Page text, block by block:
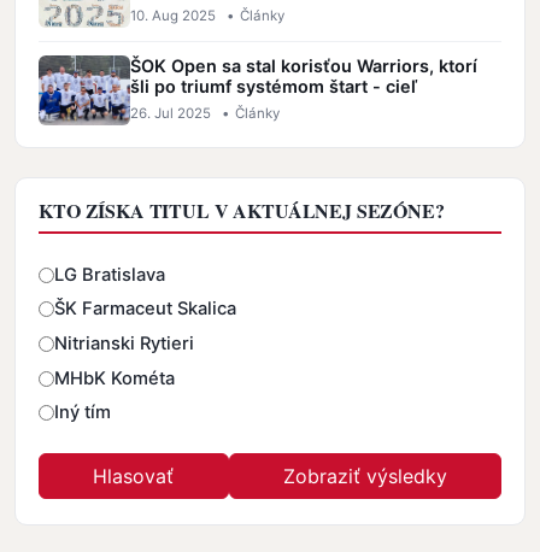
10. Aug 2025 • Články
ŠOK Open sa stal korisťou Warriors, ktorí
šli po triumf systémom štart - cieľ
26. Jul 2025 • Články
KTO ZÍSKA TITUL V AKTUÁLNEJ SEZÓNE?
Odpovede
LG Bratislava
ŠK Farmaceut Skalica
Nitrianski Rytieri
MHbK Kométa
Iný tím